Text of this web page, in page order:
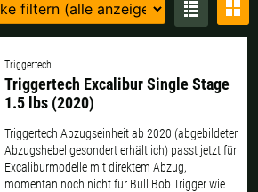
Triggertech
Triggertech Excalibur Single Stage
1.5 lbs (2020)
Triggertech Abzugseinheit ab 2020 (abgebildeter
Abzugshebel gesondert erhältlich) passt jetzt für
Excaliburmodelle mit direktem Abzug,
momentan noch nicht für Bull Bob Trigger wie
Frankreich |
Litauen |€
Österreich |€
Schweden |kr